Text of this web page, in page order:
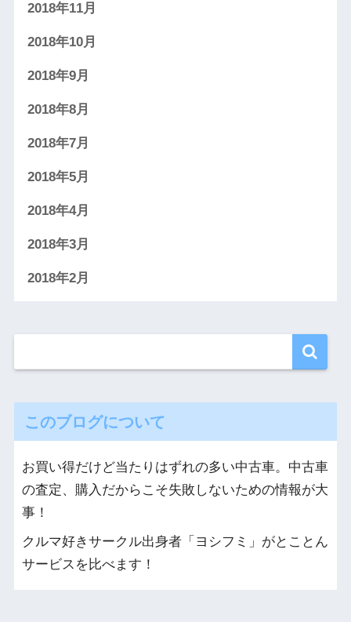
2018年11月
2018年10月
2018年9月
2018年8月
2018年7月
2018年5月
2018年4月
2018年3月
2018年2月
このブログについて
お買い得だけど当たりはずれの多い中古車。中古車
の査定、購入だからこそ失敗しないための情報が大
事！
クルマ好きサークル出身者「ヨシフミ」がとことん
サービスを比べます！